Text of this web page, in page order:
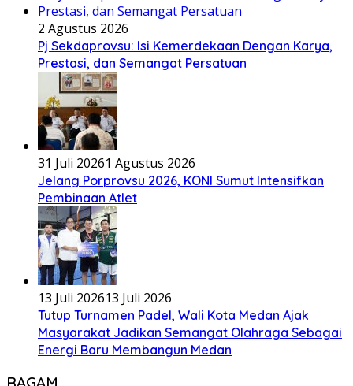
2 Agustus 2026
Pj Sekdaprovsu: Isi Kemerdekaan Dengan Karya,
Prestasi, dan Semangat Persatuan
31 Juli 20261 Agustus 2026
Jelang Porprovsu 2026, KONI Sumut Intensifkan
Pembinaan Atlet
13 Juli 202613 Juli 2026
Tutup Turnamen Padel, Wali Kota Medan Ajak
Masyarakat Jadikan Semangat Olahraga Sebagai
Energi Baru Membangun Medan